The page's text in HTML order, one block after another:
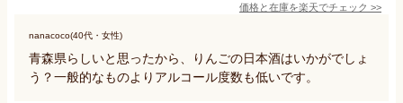
価格と在庫を楽天でチェック >>
nanacoco(40代・女性)
青森県らしいと思ったから、りんごの日本酒はいかがでしょ
う？一般的なものよりアルコール度数も低いです。